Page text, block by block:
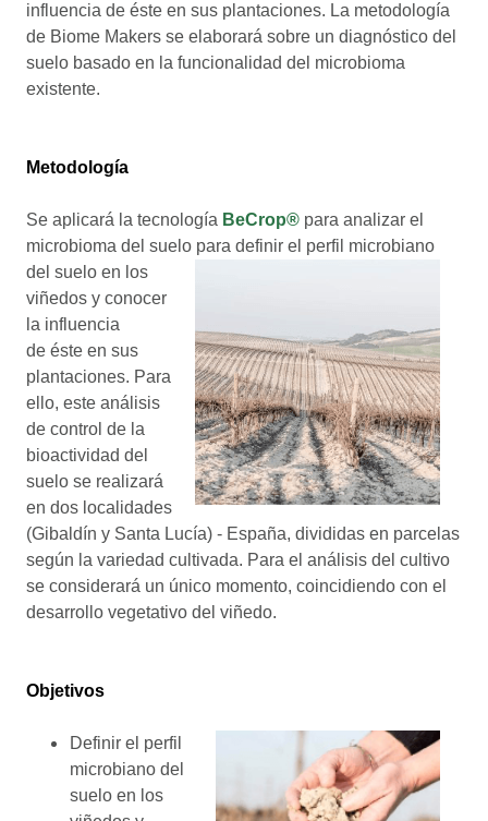
influencia de éste en sus plantaciones. La metodología
de Biome Makers se elaborará sobre un diagnóstico del
suelo basado en la funcionalidad del microbioma
existente.
Metodología
Se aplicará la tecnología BeCrop® para analizar el
microbioma del suelo para definir el perfil microbiano
del suelo en los
viñedos y conocer
la influencia
de éste en sus
plantaciones. Para
ello, este análisis
de control de la
bioactividad del
suelo se realizará
en dos localidades
(Gibaldín y Santa Lucía) - España, divididas en parcelas
según la variedad cultivada. Para el análisis del cultivo
se considerará un único momento, coincidiendo con el
desarrollo vegetativo del viñedo.
Objetivos
Definir el perfil
microbiano del
suelo en los